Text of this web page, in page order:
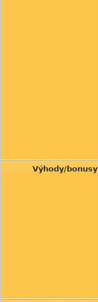
Výhody/bonusy